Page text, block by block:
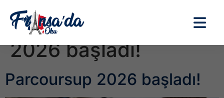
Etiket:Parcoursup
2026 başladı!
Parcoursup 2026 başladı!